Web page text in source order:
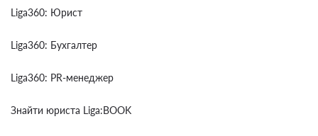
Liga360: Юрист
Liga360: Бухгалтер
Liga360: PR-менеджер
Знайти юриста Liga:BOOK